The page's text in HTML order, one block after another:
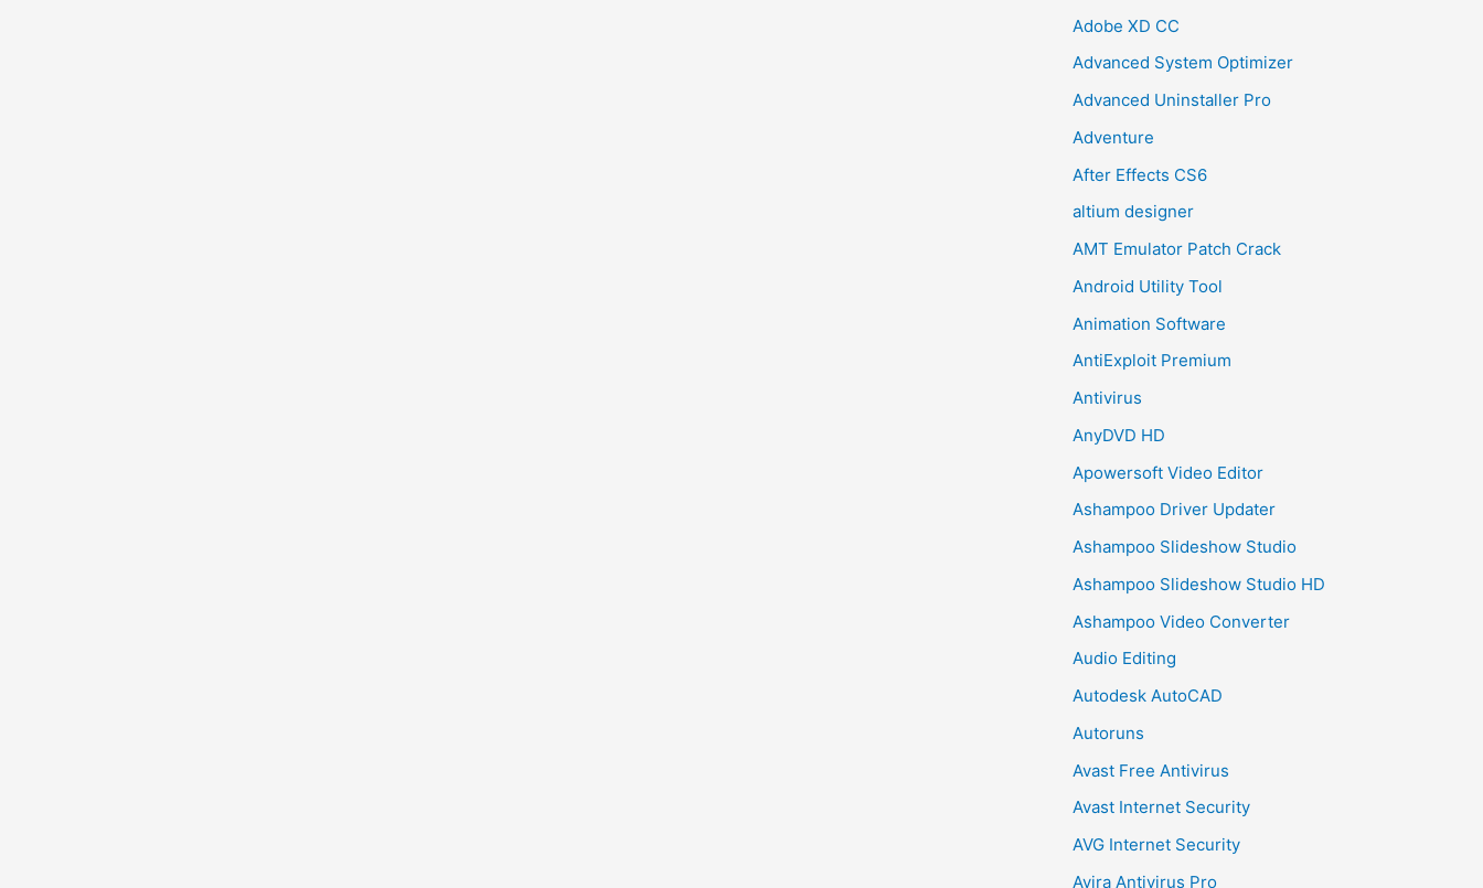
Adobe XD CC
Advanced System Optimizer
Advanced Uninstaller Pro
Adventure
After Effects CS6
altium designer
AMT Emulator Patch Crack
Android Utility Tool
Animation Software
AntiExploit Premium
Antivirus
AnyDVD HD
Apowersoft Video Editor
Ashampoo Driver Updater
Ashampoo Slideshow Studio
Ashampoo Slideshow Studio HD
Ashampoo Video Converter
Audio Editing
Autodesk AutoCAD
Autoruns
Avast Free Antivirus
Avast Internet Security
AVG Internet Security
Avira Antivirus Pro